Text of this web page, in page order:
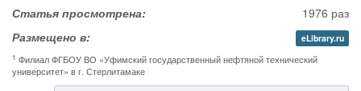
Статья просмотрена:
1976 раз
Размещено в:
eLibrary.ru
1 Филиал ФГБОУ ВО «Уфимский государственный нефтяной технический
университет» в г. Стерлитамаке